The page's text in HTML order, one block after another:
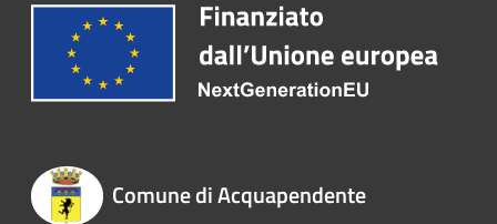
Comune di Acquapendente